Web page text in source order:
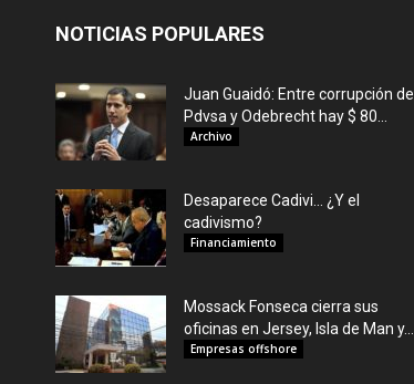
NOTICIAS POPULARES
Juan Guaidó: Entre corrupción de
Pdvsa y Odebrecht hay $ 80...
Archivo
Desaparece Cadivi… ¿Y el
cadivismo?
Financiamiento
Mossack Fonseca cierra sus
oficinas en Jersey, Isla de Man y...
Empresas offshore